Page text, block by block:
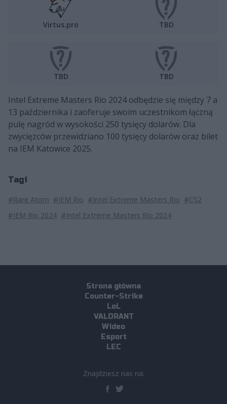
Virtus.pro TBD
TBD TBD
Intel Extreme Masters Rio 2024 odbędzie się między 7 a
13 października i zaoferuje swoim uczestnikom łączną
pulę nagród w wysokości 250 tysięcy dolarów. Dla
zwycięzców przewidziano 100 tysięcy dolarów oraz bilet
na IEM Katowice 2025.
Tagi
#Rare Atom #IEM Rio #Intel Extreme Masters Rio #CS2
#IEM Rio 2024 #Intel Extreme Masters Rio 2024
Strona główna
Counter-Strike
LoL
VALORANT
Wideo
Esport
LEC
Znajdziesz nas na: